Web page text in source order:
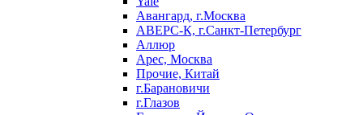
Авангард, г.Москва
АВЕРС-К, г.Санкт-Петербург
Аллюр
Арес, Москва
Прочие, Китай
г.Барановичи
г.Глазов